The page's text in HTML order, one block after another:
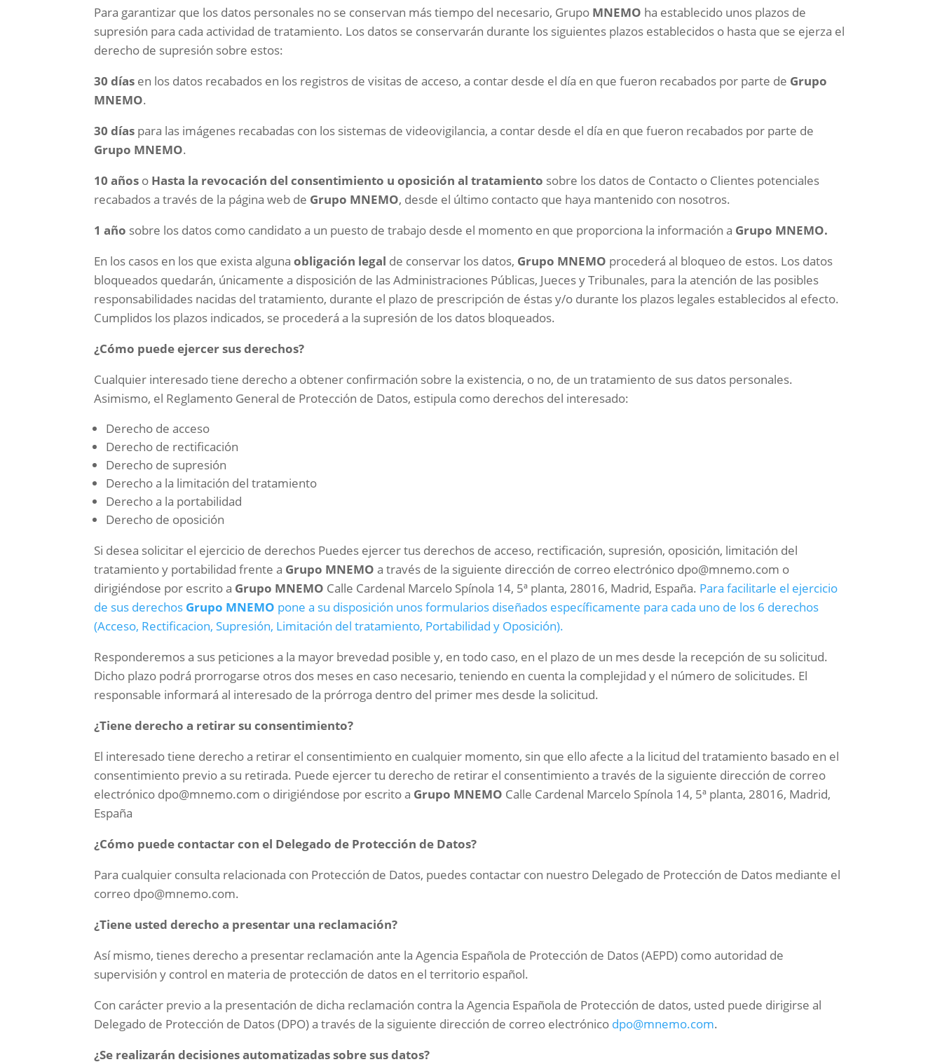
Para garantizar que los datos personales no se conservan más tiempo del necesario, Grupo MNEMO ha establecido unos plazos de
supresión para cada actividad de tratamiento. Los datos se conservarán durante los siguientes plazos establecidos o hasta que se ejerza el
derecho de supresión sobre estos:
30 días en los datos recabados en los registros de visitas de acceso, a contar desde el día en que fueron recabados por parte de Grupo
MNEMO.
30 días para las imágenes recabadas con los sistemas de videovigilancia, a contar desde el día en que fueron recabados por parte de
Grupo MNEMO.
10 años o Hasta la revocación del consentimiento u oposición al tratamiento sobre los datos de Contacto o Clientes potenciales
recabados a través de la página web de Grupo MNEMO, desde el último contacto que haya mantenido con nosotros.
1 año sobre los datos como candidato a un puesto de trabajo desde el momento en que proporciona la información a Grupo MNEMO.
En los casos en los que exista algunaobligación legal de conservar los datos, Grupo MNEMO procederá al bloqueo de estos. Los datos
bloqueados quedarán, únicamente a disposición de las Administraciones Públicas, Jueces y Tribunales, para la atención de las posibles
responsabilidades nacidas del tratamiento, durante el plazo de prescripción de éstas y/o durante los plazos legales establecidos al efecto.
Cumplidos los plazos indicados, se procederá a la supresión de los datos bloqueados.
¿Cómo puede ejercer sus derechos?
Cualquier interesado tiene derecho a obtener confirmación sobre la existencia, o no, de un tratamiento de sus datos personales.
Asimismo, el Reglamento General de Protección de Datos, estipula como derechos del interesado:
Derecho de acceso
Derecho de rectificación
Derecho de supresión
Derecho a la limitación del tratamiento
Derecho a la portabilidad
Derecho de oposición
Si desea solicitar el ejercicio de derechos Puedes ejercer tus derechos de acceso, rectificación, supresión, oposición, limitación del
tratamiento y portabilidad frente a Grupo MNEMO a través de la siguiente dirección de correo electrónico dpo@mnemo.com o
dirigiéndose por escrito a Grupo MNEMO Calle Cardenal Marcelo Spínola 14, 5ª planta, 28016, Madrid, España. Para facilitarle el ejercicio
de sus derechos Grupo MNEMO pone a su disposición unos formularios diseñados específicamente para cada uno de los 6 derechos
(Acceso, Rectificacion, Supresión, Limitación del tratamiento, Portabilidad y Oposición).
Responderemos a sus peticiones a la mayor brevedad posible y, en todo caso, en el plazo de un mes desde la recepción de su solicitud.
Dicho plazo podrá prorrogarse otros dos meses en caso necesario, teniendo en cuenta la complejidad y el número de solicitudes. El
responsable informará al interesado de la prórroga dentro del primer mes desde la solicitud.
¿Tiene derecho a retirar su consentimiento?
El interesado tiene derecho a retirar el consentimiento en cualquier momento, sin que ello afecte a la licitud del tratamiento basado en el
consentimiento previo a su retirada. Puede ejercer tu derecho de retirar el consentimiento a través de la siguiente dirección de correo
electrónico dpo@mnemo.com o dirigiéndose por escrito a Grupo MNEMO Calle Cardenal Marcelo Spínola 14, 5ª planta, 28016, Madrid,
España
¿Cómo puede contactar con el Delegado de Protección de Datos?
Para cualquier consulta relacionada con Protección de Datos, puedes contactar con nuestro Delegado de Protección de Datos mediante el
correo dpo@mnemo.com.
¿Tiene usted derecho a presentar una reclamación?
Así mismo, tienes derecho a presentar reclamación ante la Agencia Española de Protección de Datos (AEPD) como autoridad de
supervisión y control en materia de protección de datos en el territorio español.
Con carácter previo a la presentación de dicha reclamación contra la Agencia Española de Protección de datos, usted puede dirigirse al
Delegado de Protección de Datos (DPO) a través de la siguiente dirección de correo electrónico dpo@mnemo.com.
¿Se realizarán decisiones automatizadas sobre sus datos?